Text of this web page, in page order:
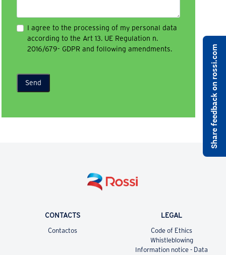
I agree to the processing of my personal data
according to the Art 13. UE Regulation n.
2016/679- GDPR and following amendments.
Send
CONTACTS
Contactos
LEGAL
Code of Ethics
Whistleblowing
Information notice - Data
Share feedback on rossi.com